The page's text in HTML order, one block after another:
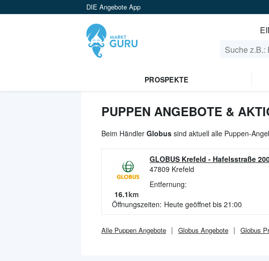
DIE Angebote App
PROSPEKTE
PUPPEN ANGEBOTE &
Beim Händler Globus sind aktuell alle Puppen-
GLOBUS Krefeld - Hafelsstraße
47809 Krefeld
Entfernung:
16.1km
Öffnungszeiten: Heute geöffnet bis 21:00
Alle Puppen Angebote Globus Angebote Globus